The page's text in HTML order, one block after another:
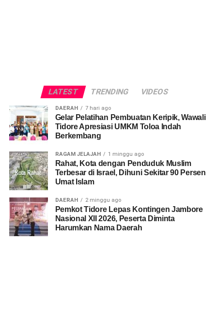
LATEST TRENDING VIDEOS
DAERAH 7 hari ago
Gelar Pelatihan Pembuatan Keripik, Wawali
Tidore Apresiasi UMKM Toloa Indah
Berkembang
RAGAM JELAJAH 1 minggu ago
Rahat, Kota dengan Penduduk Muslim
Terbesar di Israel, Dihuni Sekitar 90 Persen
Umat Islam
DAERAH 2 minggu ago
Pemkot Tidore Lepas Kontingen Jambore
Nasional XII 2026, Peserta Diminta
Harumkan Nama Daerah